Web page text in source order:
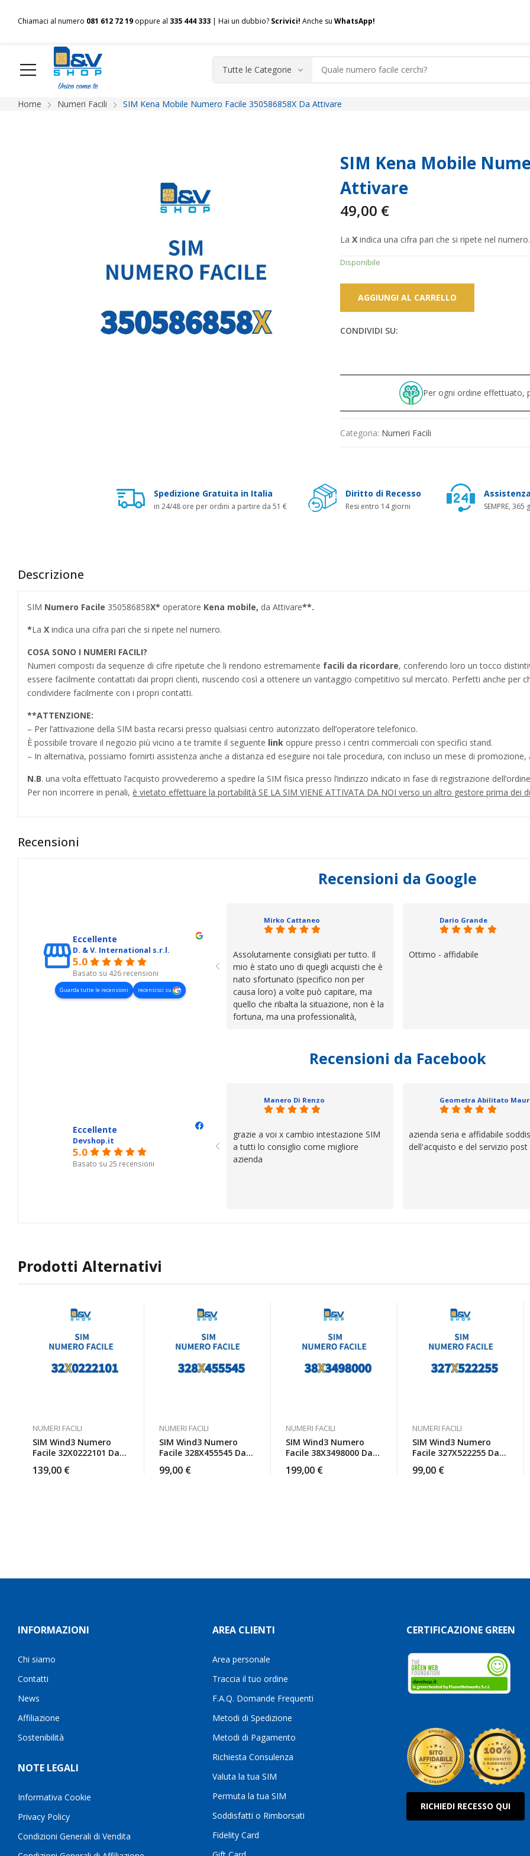
Chiamaci al numero 081 612 72 19 oppure al 335 444 333 | Hai un dubbio? Scrivici! Anche su WhatsApp!
HOME Chi siamo Shop Spedizioni Pagamenti F.A.Q. Contatti
Home Numeri Facili SIM Kena Mobile Numero Facile 350586858X Da Attivare
SIM Kena Mobile
Attivare
49,00 €
La X indica una cifra pari che si ripete nel numero.
Disponibile
AGGIUNGI AL CARRELLO
CONDIVIDI SU:
Per ogni ordine effettuato,
Categoria: Numeri Facili
Spedizione Gratuita in Italia
in 24/48 ore per ordini a partire da 51 €
Diritto di Recesso
Resi entro 14 giorni SEMPRE, 365
Descrizione
SIM Numero Facile 350586858X* operatore Kena mobile, da Attivare**.
*La X indica una cifra pari che si ripete nel numero.
COSA SONO I NUMERI FACILI?
Numeri composti da sequenze di cifre ripetute che li rendono estremamente facili da ricordare, conferendo loro un tocco
essere facilmente contattati dai propri clienti, riuscendo così a ottenere un vantaggio competitivo sul mercato. Perfetti anche per
condividere facilmente con i propri contatti.
**ATTENZIONE:
– Per l’attivazione della SIM basta recarsi presso qualsiasi centro autorizzato dell’operatore telefonico.
È possibile trovare il negozio più vicino a te tramite il seguente link oppure presso i centri commerciali con specifici stand.
– In alternativa, possiamo fornirti assistenza anche a distanza ed eseguire noi tale procedura, con incluso un mese di promozione,
N.B. una volta effettuato l’acquisto provvederemo a spedire la SIM fisica presso l’indirizzo indicato in fase di registrazione
Per non incorrere in penali, è vietato effettuare la portabilità SE LA SIM VIENE ATTIVATA DA NOI verso un altro gestore prima dei
Recensioni
Recensioni da Google
Eccellente
D. & V. International s.r.l.
5.0
Basato su 426 recensioni
Guarda tutte le recensioni recensisci su
Mirko Cattaneo
Assolutamente consigliati per tutto. Il
mio è stato uno di quegli acquisti che è
nato sfortunato (specifico non per
causa loro) a volte può capitare, ma
quello che ribalta la situazione, non è la
fortuna, ma una professionalità,
cose. Be', io qui è proprio quello che ho
trovato, un atteggiamento che va oltre
se avete bisogno siete in ottime mani.
Dario Grande
Ottimo - affidabile
Recensioni da Facebook
Eccellente
Devshop.it
5.0
Basato su 25 recensioni
Manero Di Renzo
grazie a voi x cambio intestazione SIM
a tutti lo consiglio come migliore
azienda
azienda seria e affidabile
dell'acquisto e del servizio post
Prodotti Alternativi
NUMERI FACILI
SIM Wind3 Numero
Facile 32X0222101 Da
139,00 €
NUMERI FACILI
SIM Wind3 Numero
Facile 328X455545 Da
99,00 €
NUMERI FACILI
SIM Wind3 Numero
Facile 38X3498000 Da
199,00 €
NUMERI FACILI
SIM Wind3 Numero
Facile 327X522255 Da
99,00 €
INFORMAZIONI
Chi siamo
Contatti
News
Affiliazione
Sostenibilità
NOTE LEGALI
Informativa Cookie
Privacy Policy
Condizioni Generali di Vendita
AREA CLIENTI
Area personale
Traccia il tuo ordine
F.A.Q. Domande Frequenti
Metodi di Spedizione
Metodi di Pagamento
Richiesta Consulenza
Valuta la tua SIM
Permuta la tua SIM
Soddisfatti o Rimborsati
Fidelity Card
CERTIFICAZIONE GREEN
RICHIEDI RECESSO QUI